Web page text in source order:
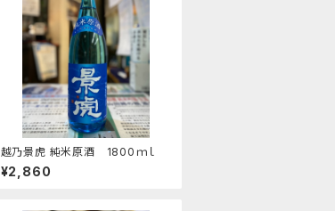
越乃景虎 純米原酒 1800ｍｌ
¥2,860